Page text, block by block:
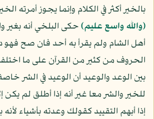
بالخير أكثر في الكلام وإنما يجوز أمرته
(والله واسع عليم)حكى البلخي أنه
أهل الشام ولم يقرأ به أحد فان صح فهو
الحروف من كثير من القرآن على ما
بين الوعد والوعيد أن الوعيد في الشر
للخير والشر معا غير أنه إذا أطلق لم يكن
إذا أبهم التقييد كقولك وعدته بأشياء